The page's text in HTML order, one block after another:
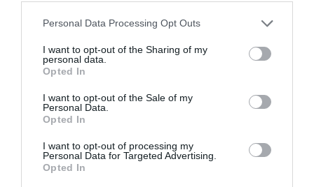
Please note that this website/app uses one or more Google
not limited to your visit or usage behaviour. You may click to
grant or deny consent to Google and its third-party tags to
use your data for below specified purposes in below Google
consent section.
Personal Data Processing Opt Outs
I want to opt-out of the Sharing of my
personal data.
Opted In
I want to opt-out of the Sale of my
Personal Data.
Opted In
I want to opt-out of processing my
Personal Data for Targeted Advertising.
Opted In